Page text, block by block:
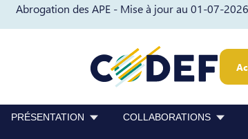
Abrogation des APE - Mise à jour au 01-07-
Passer au contenu Passer au pied de page
PRÉSENTATION COLLABORATIONS